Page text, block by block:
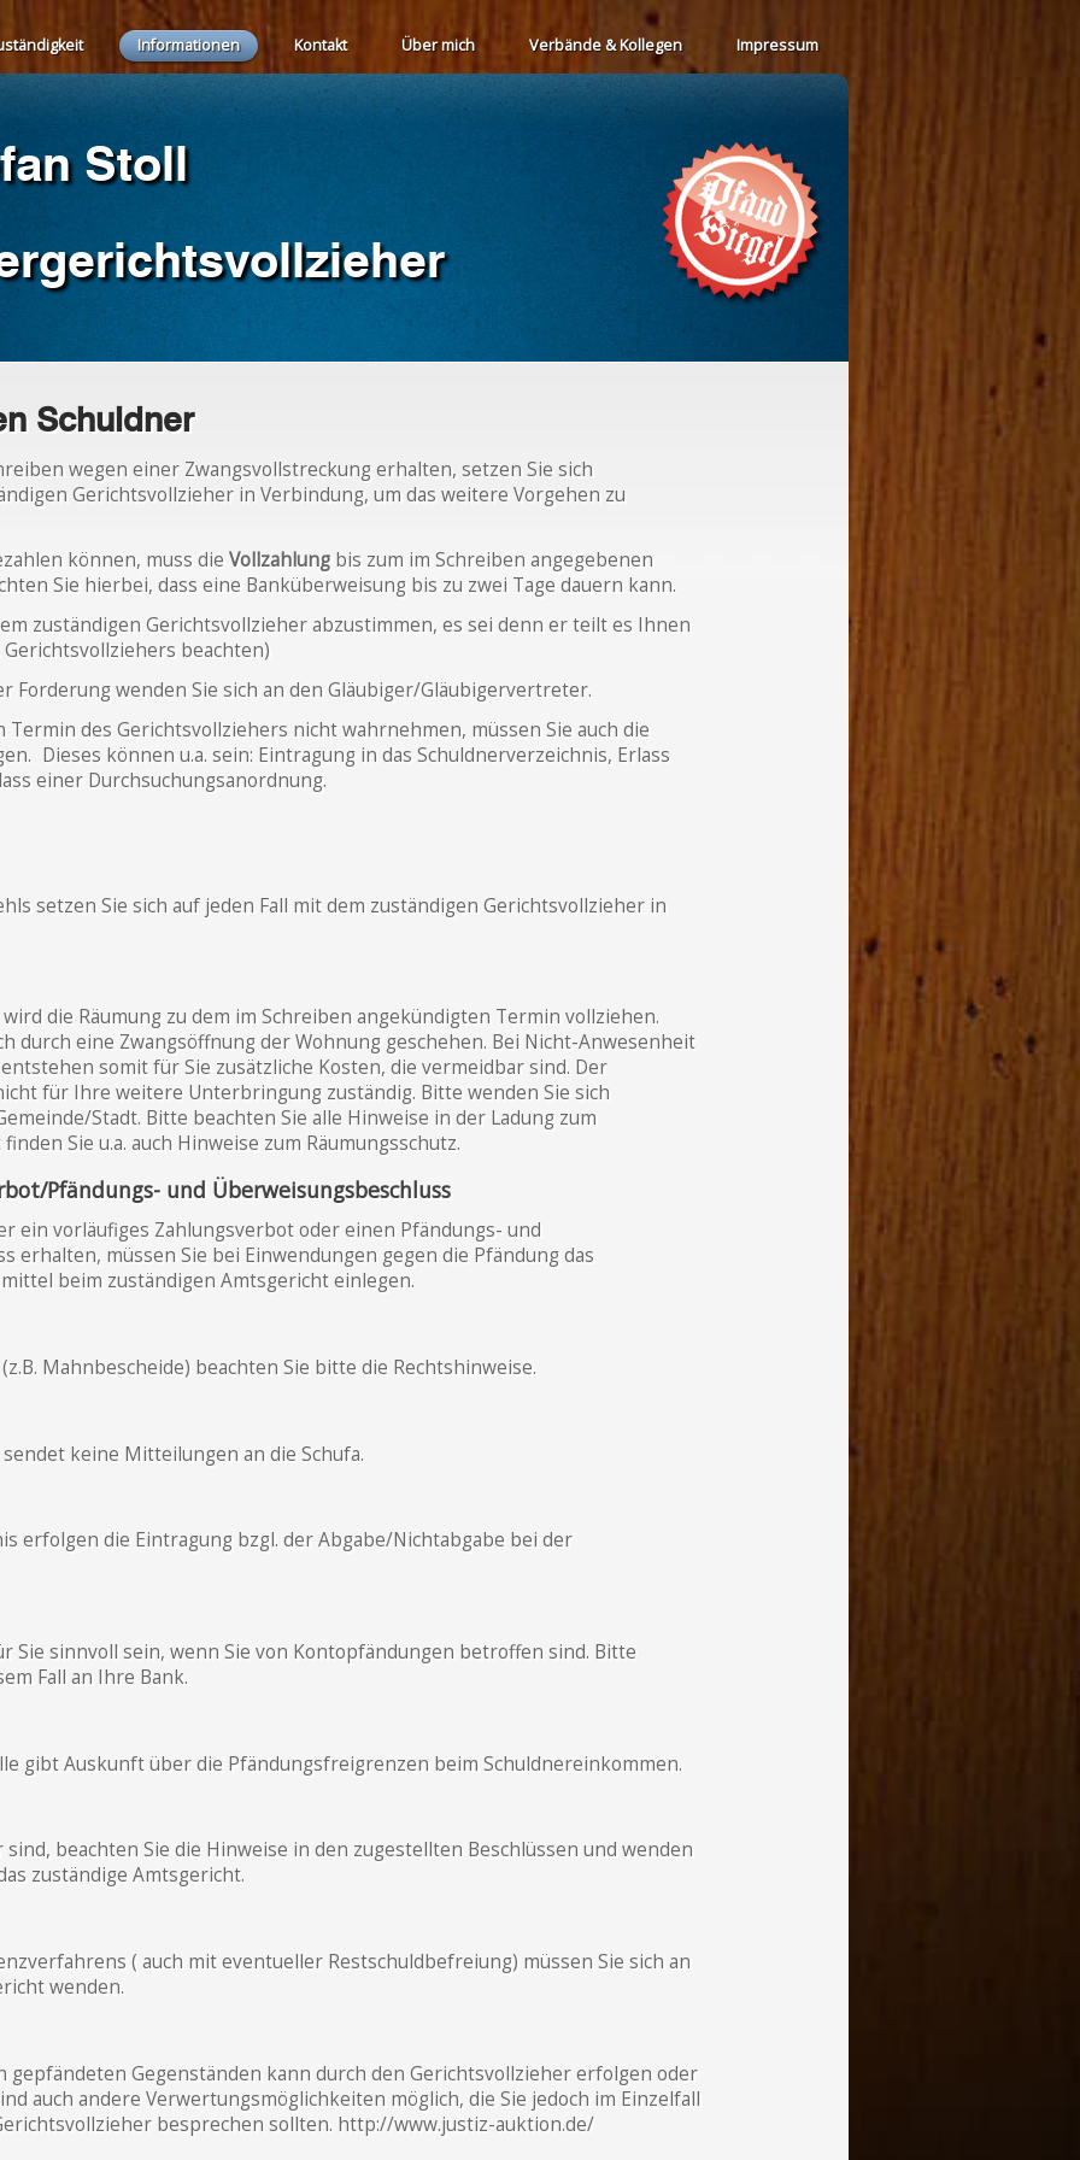
Informationen
Voraussetzungen
Antrag & Kosten
Hinweise für Gläubiger
Hinweise für Schuldner
Nützliche Links
Kontakt Über mich Verbände & Kollegen Impressum
Stoll
Schuldner
wegen einer Zwangsvollstreckung erhalten, setzen Sie sich
Gerichtsvollzieher in Verbindung, um das weitere Vorgehen zu
können, muss die Vollzahlung bis zum im Schreiben angegebenen
Sie hierbei, dass eine Banküberweisung bis zu zwei Tage dauern kann.
zuständigen Gerichtsvollzieher abzustimmen, es sei denn er teilt es Ihnen
beachten)
Forderung wenden Sie sich an den Gläubiger/Gläubigervertreter.
Termin des Gerichtsvollziehers nicht wahrnehmen, müssen Sie auch die
Dieses können u.a. sein: Eintragung in das Schuldnerverzeichnis, Erlass
einer Durchsuchungsanordnung.
setzen Sie sich auf jeden Fall mit dem zuständigen Gerichtsvollzieher in
die Räumung zu dem im Schreiben angekündigten Termin vollziehen.
durch eine Zwangsöffnung der Wohnung geschehen. Bei Nicht-Anwesenheit
somit für Sie zusätzliche Kosten, die vermeidbar sind. Der
für Ihre weitere Unterbringung zuständig. Bitte wenden Sie sich
Stadt. Bitte beachten Sie alle Hinweise in der Ladung zum
Sie u.a. auch Hinweise zum Räumungsschutz.
Pfändungs- und Überweisungsbeschluss
ein vorläufiges Zahlungsverbot oder einen Pfändungs- und
erhalten, müssen Sie bei Einwendungen gegen die Pfändung das
beim zuständigen Amtsgericht einlegen.
Mahnbescheide) beachten Sie bitte die Rechtshinweise.
keine Mitteilungen an die Schufa.
erfolgen die Eintragung bzgl. der Abgabe/Nichtabgabe bei der
Sie sinnvoll sein, wenn Sie von Kontopfändungen betroffen sind. Bitte
Fall an Ihre Bank.
gibt Auskunft über die Pfändungsfreigrenzen beim Schuldnereinkommen.
sind, beachten Sie die Hinweise in den zugestellten Beschlüssen und wenden
zuständige Amtsgericht.
( auch mit eventueller Restschuldbefreiung) müssen Sie sich an
wenden.
gepfändeten Gegenständen kann durch den Gerichtsvollzieher erfolgen oder
auch andere Verwertungsmöglichkeiten möglich, die Sie jedoch im Einzelfall
besprechen sollten. http://www.justiz-auktion.de/